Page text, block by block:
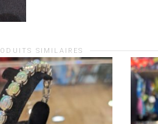
SIMILAIRES